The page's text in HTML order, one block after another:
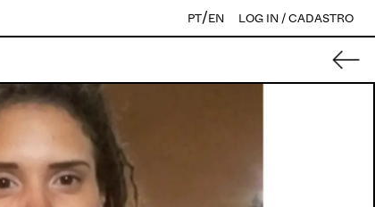
PT/EN LOG IN / CADASTRO